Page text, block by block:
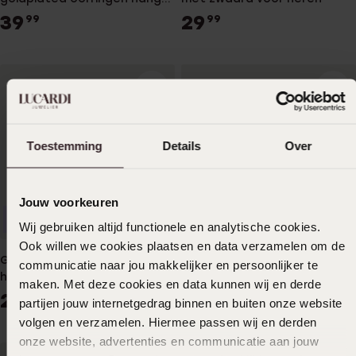
Toestemming Details Over
Jouw voorkeuren
Wij gebruiken altijd functionele en analytische cookies.
Ook willen we cookies plaatsen en data verzamelen om de
communicatie naar jou makkelijker en persoonlijker te
maken. Met deze cookies en data kunnen wij en derde
partijen jouw internetgedrag binnen en buiten onze website
volgen en verzamelen. Hiermee passen wij en derden
onze website, advertenties en communicatie aan jouw
kruis voor heren
39 99 29 99
Gerecycleerd stainless steel
heren oorringen schakel mat
29 99
Gerecycled stainless
steeloorringen hanger kruis
anique finish voor heren
39